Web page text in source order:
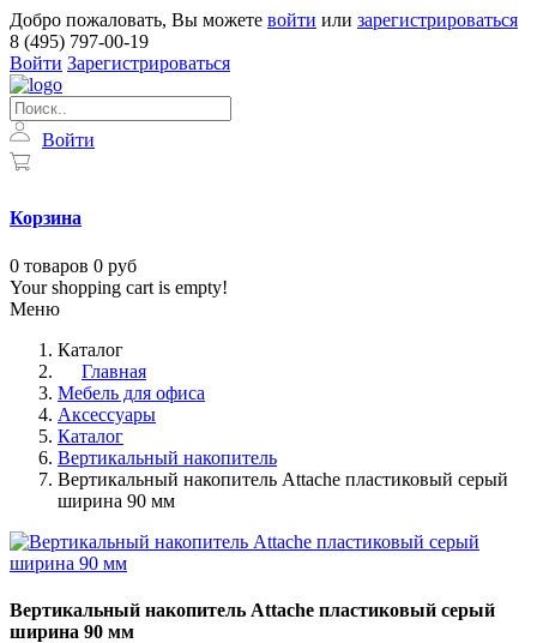
Добро пожаловать, Вы можете войти или зарегистрироваться
8 (495) 797-00-19
Войти Зарегистрироваться
Войти
Корзина
0 товаров 0 руб
Your shopping cart is empty!
Меню
Каталог
Главная
Мебель для офиса
Аксессуары
Каталог
Вертикальный накопитель
Вертикальный накопитель Attache пластиковый серый
ширина 90 мм
Вертикальный накопитель Attache пластиковый серый
ширина 90 мм